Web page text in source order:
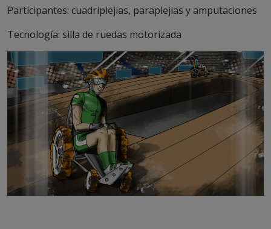
Participantes: cuadriplejias, paraplejias y amputaciones
Tecnología: silla de ruedas motorizada